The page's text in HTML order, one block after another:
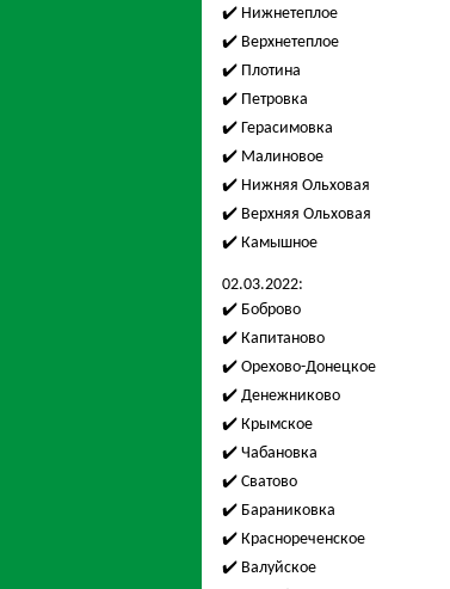
✔️ Нижнетеплое
✔️ Верхнетеплое
✔️ Плотина
✔️ Петровка
✔️ Герасимовка
✔️ Малиновое
✔️ Нижняя Ольховая
✔️ Верхняя Ольховая
✔️ Камышное
02.03.2022:
✔️ Боброво
✔️ Капитаново
✔️ Орехово-Донецкое
✔️ Денежниково
✔️ Крымское
✔️ Чабановка
✔️ Сватово
✔️ Бараниковка
✔️ Краснореченское
✔️ Валуйское